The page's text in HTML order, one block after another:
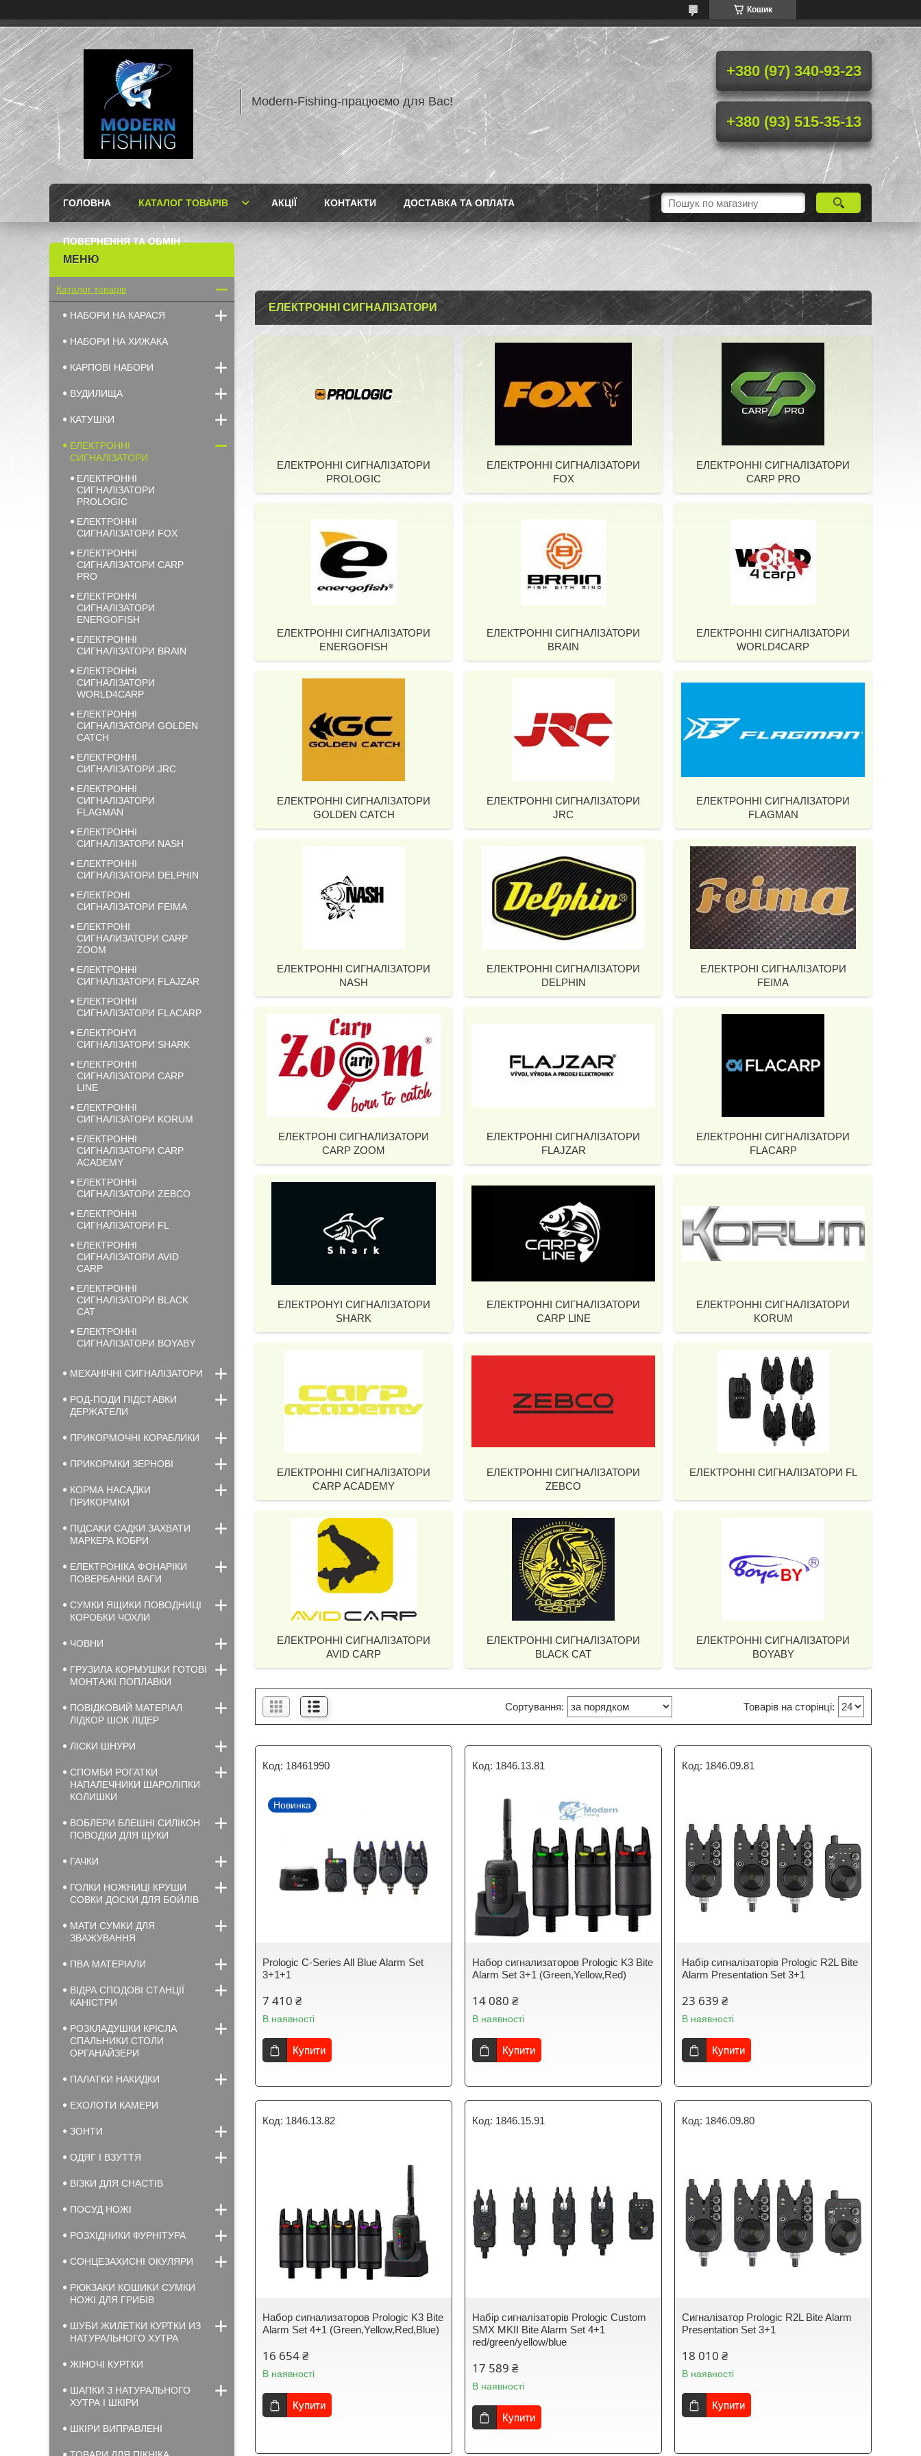
Кошик
Modern-Fishing-працюємо для Вас!
+380 (97) 340-93-23
+380 (93) 515-35-13
ГОЛОВНА КАТАЛОГ ТОВАРІВ АКЦІЇ КОНТАКТИ ДОСТАВКА ТА ОПЛАТА
ПОВЕРНЕННЯ ТА ОБМІН
ЕЛЕКТРОННІ СИГНАЛІЗАТОРИ
ЕЛЕКТРОННІ СИГНАЛІЗАТОРИ
PROLOGIC
ЕЛЕКТРОННІ СИГНАЛІЗАТОРИ
FOX
ЕЛЕКТРОННІ СИГНАЛІЗАТОРИ
CARP PRO
ЕЛЕКТРОННІ СИГНАЛІЗАТОРИ
ENERGOFISH
ЕЛЕКТРОННІ СИГНАЛІЗАТОРИ
BRAIN
ЕЛЕКТРОННІ СИГНАЛІЗАТОРИ
WORLD4CARP
ЕЛЕКТРОННІ СИГНАЛІЗАТОРИ
GOLDEN CATCH
ЕЛЕКТРОННІ СИГНАЛІЗАТОРИ
JRC
ЕЛЕКТРОННІ СИГНАЛІЗАТОРИ
FLAGMAN
ЕЛЕКТРОННІ СИГНАЛІЗАТОРИ
NASH
ЕЛЕКТРОННІ СИГНАЛІЗАТОРИ
DELPHIN
ЕЛЕКТРОНІ СИГНАЛІЗАТОРИ
FEIMA
ЕЛЕКТРОНІ СИГНАЛИЗАТОРИ
CARP ZOOM
ЕЛЕКТРОННІ СИГНАЛІЗАТОРИ
FLAJZAR
ЕЛЕКТРОННІ СИГНАЛІЗАТОРИ
FLACARP
ЕЛЕКТРОНYІ СИГНАЛІЗАТОРИ
SHARK
ЕЛЕКТРОННІ СИГНАЛІЗАТОРИ
CARP LINE
ЕЛЕКТРОННІ СИГНАЛІЗАТОРИ
KORUM
ЕЛЕКТРОННІ СИГНАЛІЗАТОРИ
CARP ACADEMY
ЕЛЕКТРОННІ СИГНАЛІЗАТОРИ
ZEBCO
ЕЛЕКТРОННІ СИГНАЛІЗАТОРИ FL
ЕЛЕКТРОННІ СИГНАЛІЗАТОРИ
AVID CARP
ЕЛЕКТРОННІ СИГНАЛІЗАТОРИ
BLACK CAT
ЕЛЕКТРОННІ СИГНАЛІЗАТОРИ
BOYABY
18461990
Новинка
Prologic C-Series All Blue Alarm Set
3+1+1
7 410 ₴
В наявності
Купити
1846.13.81
Набор сигнализаторов Prologic K3 Bite
Alarm Set 3+1 (Green,Yellow,Red)
14 080 ₴
В наявності
Купити
1846.09.81
Набір сигналізаторів Prologic R2L Bite
Alarm Presentation Set 3+1
23 639 ₴
В наявності
Купити
1846.13.82
Набор сигнализаторов Prologic K3 Bite
Alarm Set 4+1 (Green,Yellow,Red,Blue)
16 654 ₴
В наявності
Купити
1846.15.91
Набір сигналізаторів Prologic Custom
SMX MKII Bite Alarm Set 4+1
red/green/yellow/blue
17 589 ₴
В наявності
Купити
1846.09.80
Сигналізатор Prologic R2L Bite Alarm
Presentation Set 3+1
18 010 ₴
В наявності
Купити
Каталог товарів
НАБОРИ НА КАРАСЯ
НАБОРИ НА ХИЖАКА
КАРПОВІ НАБОРИ
ВУДИЛИЩА
КАТУШКИ
ЕЛЕКТРОННІ
СИГНАЛІЗАТОРИ
ЕЛЕКТРОННІ
СИГНАЛІЗАТОРИ
PROLOGIC
ЕЛЕКТРОННІ
СИГНАЛІЗАТОРИ FOX
ЕЛЕКТРОННІ
СИГНАЛІЗАТОРИ CARP
PRO
ЕЛЕКТРОННІ
СИГНАЛІЗАТОРИ
ENERGOFISH
ЕЛЕКТРОННІ
СИГНАЛІЗАТОРИ BRAIN
ЕЛЕКТРОННІ
СИГНАЛІЗАТОРИ
WORLD4CARP
ЕЛЕКТРОННІ
СИГНАЛІЗАТОРИ GOLDEN
CATCH
ЕЛЕКТРОННІ
СИГНАЛІЗАТОРИ JRC
ЕЛЕКТРОННІ
СИГНАЛІЗАТОРИ
FLAGMAN
ЕЛЕКТРОННІ
СИГНАЛІЗАТОРИ NASH
ЕЛЕКТРОННІ
СИГНАЛІЗАТОРИ DELPHIN
ЕЛЕКТРОНІ
СИГНАЛІЗАТОРИ FEIMA
ЕЛЕКТРОНІ
СИГНАЛИЗАТОРИ CARP
ZOOM
ЕЛЕКТРОННІ
СИГНАЛІЗАТОРИ FLAJZAR
ЕЛЕКТРОННІ
СИГНАЛІЗАТОРИ FLACARP
ЕЛЕКТРОНYІ
СИГНАЛІЗАТОРИ SHARK
ЕЛЕКТРОННІ
СИГНАЛІЗАТОРИ CARP
LINE
ЕЛЕКТРОННІ
СИГНАЛІЗАТОРИ KORUM
ЕЛЕКТРОННІ
СИГНАЛІЗАТОРИ CARP
ACADEMY
ЕЛЕКТРОННІ
СИГНАЛІЗАТОРИ ZEBCO
ЕЛЕКТРОННІ
СИГНАЛІЗАТОРИ FL
ЕЛЕКТРОННІ
СИГНАЛІЗАТОРИ AVID
CARP
ЕЛЕКТРОННІ
СИГНАЛІЗАТОРИ BLACK
CAT
ЕЛЕКТРОННІ
СИГНАЛІЗАТОРИ BOYABY
МЕХАНІЧНІ СИГНАЛІЗАТОРИ
РОД-ПОДИ ПІДСТАВКИ
ДЕРЖАТЕЛИ
ПРИКОРМОЧНІ КОРАБЛИКИ
ПРИКОРМКИ ЗЕРНОВІ
КОРМА НАСАДКИ
ПРИКОРМКИ
ПІДСАКИ САДКИ ЗАХВАТИ
МАРКЕРА КОБРИ
ЕЛЕКТРОНІКА ФОНАРІКИ
ПОВЕРБАНКИ ВАГИ
СУМКИ ЯЩИКИ ПОВОДНИЦІ
КОРОБКИ ЧОХЛИ
ЧОВНИ
ГРУЗИЛА КОРМУШКИ ГОТОВІ
МОНТАЖІ ПОПЛАВКИ
ПОВІДКОВИЙ МАТЕРІАЛ
ЛІДКОР ШОК ЛІДЕР
ЛІСКИ ШНУРИ
СПОМБИ РОГАТКИ
НАПАЛЕЧНИКИ ШАРОЛІПКИ
КОЛИШКИ
ВОБЛЕРИ БЛЕШНІ СИЛІКОН
ПОВОДКИ ДЛЯ ЩУКИ
ГАЧКИ
ГОЛКИ НОЖНИЦІ КРУШИ
СОВКИ ДОСКИ ДЛЯ БОЙЛІВ
МАТИ СУМКИ ДЛЯ
ЗВАЖУВАННЯ
ПВА МАТЕРІАЛИ
ВІДРА СПОДОВІ СТАНЦІЇ
КАНІСТРИ
РОЗКЛАДУШКИ КРІСЛА
СПАЛЬНИКИ СТОЛИ
ОРГАНАЙЗЕРИ
ПАЛАТКИ НАКИДКИ
ЕХОЛОТИ КАМЕРИ
ЗОНТИ
ОДЯГ І ВЗУТТЯ
ВІЗКИ ДЛЯ СНАСТІВ
ПОСУД НОЖІ
РОЗХІДНИКИ ФУРНІТУРА
СОНЦЕЗАХИСНІ ОКУЛЯРИ
РЮКЗАКИ КОШИКИ СУМКИ
НОЖІ ДЛЯ ГРИБІВ
ШУБИ ЖИЛЕТКИ КУРТКИ ИЗ
НАТУРАЛЬНОГО ХУТРА
ЖІНОЧІ КУРТКИ
ШАПКИ З НАТУРАЛЬНОГО
ХУТРА І ШКІРИ
ШКІРИ ВИПРАВЛЕНІ